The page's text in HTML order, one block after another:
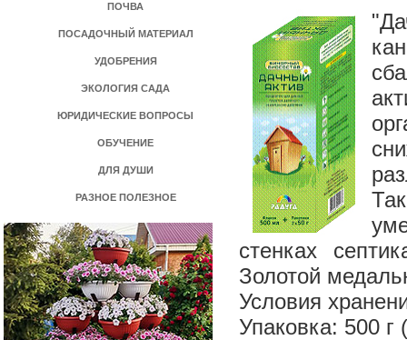
ПОЧВА
ПОСАДОЧНЫЙ МАТЕРИАЛ
УДОБРЕНИЯ
ЭКОЛОГИЯ САДА
ЮРИДИЧЕСКИЕ ВОПРОСЫ
ОБУЧЕНИЕ
ДЛЯ ДУШИ
РАЗНОЕ ПОЛЕЗНОЕ
стенках
Золотой
Условия
Упаковка: 500 г